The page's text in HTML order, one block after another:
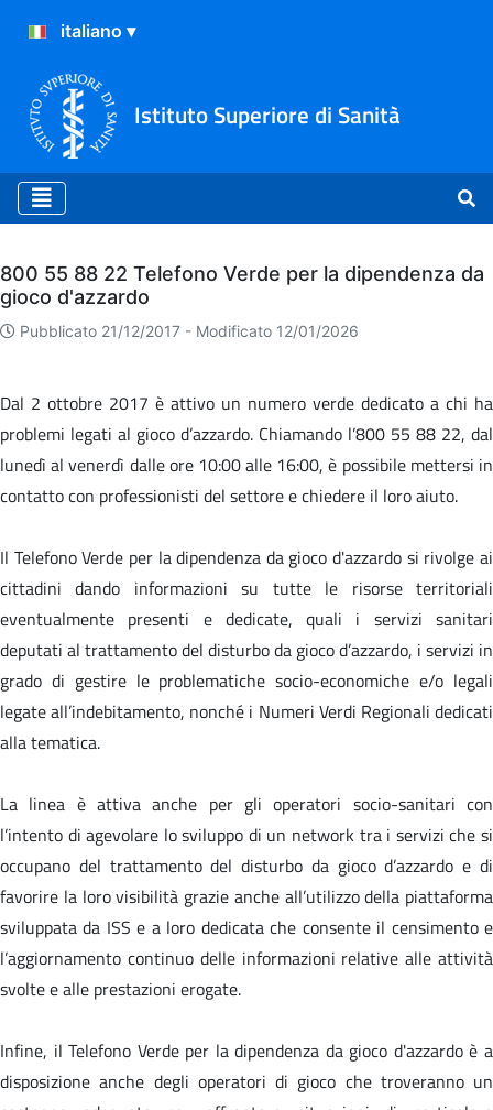
Istituto Superiore di Sanità
Archivio
800 55 88 22 Telefono Verde per la dipendenza da
gioco d'azzardo
Pubblicato 21/12/2017 - Modificato 12/01/2026
Dal 2 ottobre 2017 è attivo un numero verde dedicato a chi ha
problemi legati al gioco d’azzardo. Chiamando l’800 55 88 22, dal
lunedì al venerdì dalle ore 10:00 alle 16:00, è possibile mettersi in
contatto con professionisti del settore e chiedere il loro aiuto.
Il Telefono Verde per la dipendenza da gioco d'azzardo si rivolge ai
cittadini dando informazioni su tutte le risorse territoriali
eventualmente presenti e dedicate, quali i servizi sanitari
deputati al trattamento del disturbo da gioco d’azzardo, i servizi in
grado di gestire le problematiche socio-economiche e/o legali
legate all’indebitamento, nonché i Numeri Verdi Regionali dedicati
alla tematica.
La linea è attiva anche per gli operatori socio-sanitari con
l’intento di agevolare lo sviluppo di un network tra i servizi che si
occupano del trattamento del disturbo da gioco d’azzardo e di
favorire la loro visibilità grazie anche all’utilizzo della piattaforma
sviluppata da ISS e a loro dedicata che consente il censimento e
l’aggiornamento continuo delle informazioni relative alle attività
svolte e alle prestazioni erogate.
Infine, il Telefono Verde per la dipendenza da gioco d'azzardo è a
disposizione anche degli operatori di gioco che troveranno un